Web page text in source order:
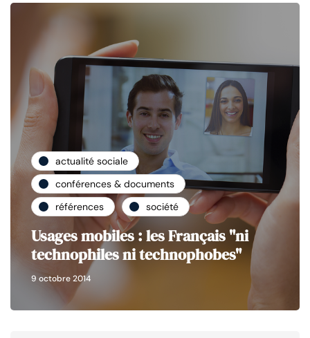
actualité sociale
conférences & documents
références
société
Usages mobiles : les Français "ni
technophiles ni technophobes"
9 octobre 2014